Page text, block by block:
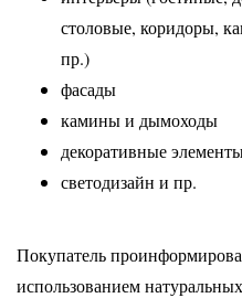
столовые, коридоры,
пр.)
фасады
камины и дымоходы
декоративные
светодизайн и пр.
Покупатель
использованием